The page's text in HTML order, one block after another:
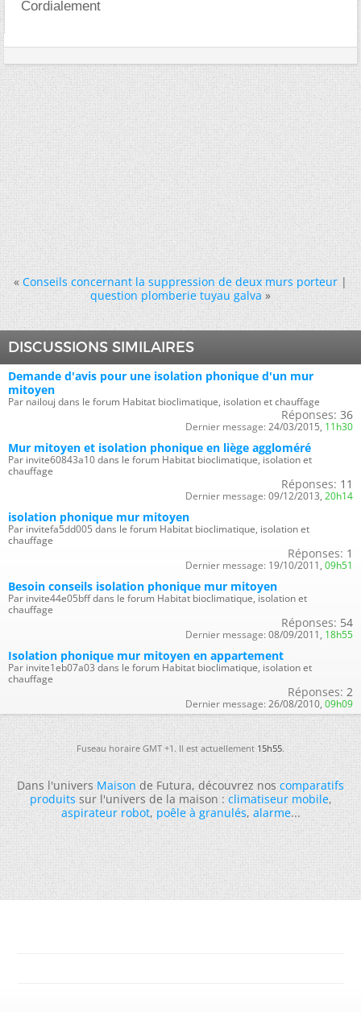
Cordialement
« Conseils concernant la suppression de deux murs porteur|
question plomberie tuyau galva »
DISCUSSIONS SIMILAIRES
Demande d'avis pour une isolation phonique d'un mur
mitoyen
Par nailouj dans le forum Habitat bioclimatique, isolation et chauffage
Réponses: 36
Dernier message: 24/03/2015, 11h30
Mur mitoyen et isolation phonique en liège aggloméré
Par invite60843a10 dans le forum Habitat bioclimatique, isolation et
chauffage
Réponses: 11
Dernier message: 09/12/2013, 20h14
isolation phonique mur mitoyen
Par invitefa5dd005 dans le forum Habitat bioclimatique, isolation et
chauffage
Réponses: 1
Dernier message: 19/10/2011, 09h51
Besoin conseils isolation phonique mur mitoyen
Par invite44e05bff dans le forum Habitat bioclimatique, isolation et
chauffage
Réponses: 54
Dernier message: 08/09/2011, 18h55
Isolation phonique mur mitoyen en appartement
Par invite1eb07a03 dans le forum Habitat bioclimatique, isolation et
chauffage
Réponses: 2
Dernier message: 26/08/2010, 09h09
Fuseau horaire GMT +1. Il est actuellement15h55.
Dans l'universMaisonde Futura, découvrez noscomparatifs
produitssur l'univers de la maison :climatiseur mobile,
aspirateur robot,poêle à granulés,alarme...